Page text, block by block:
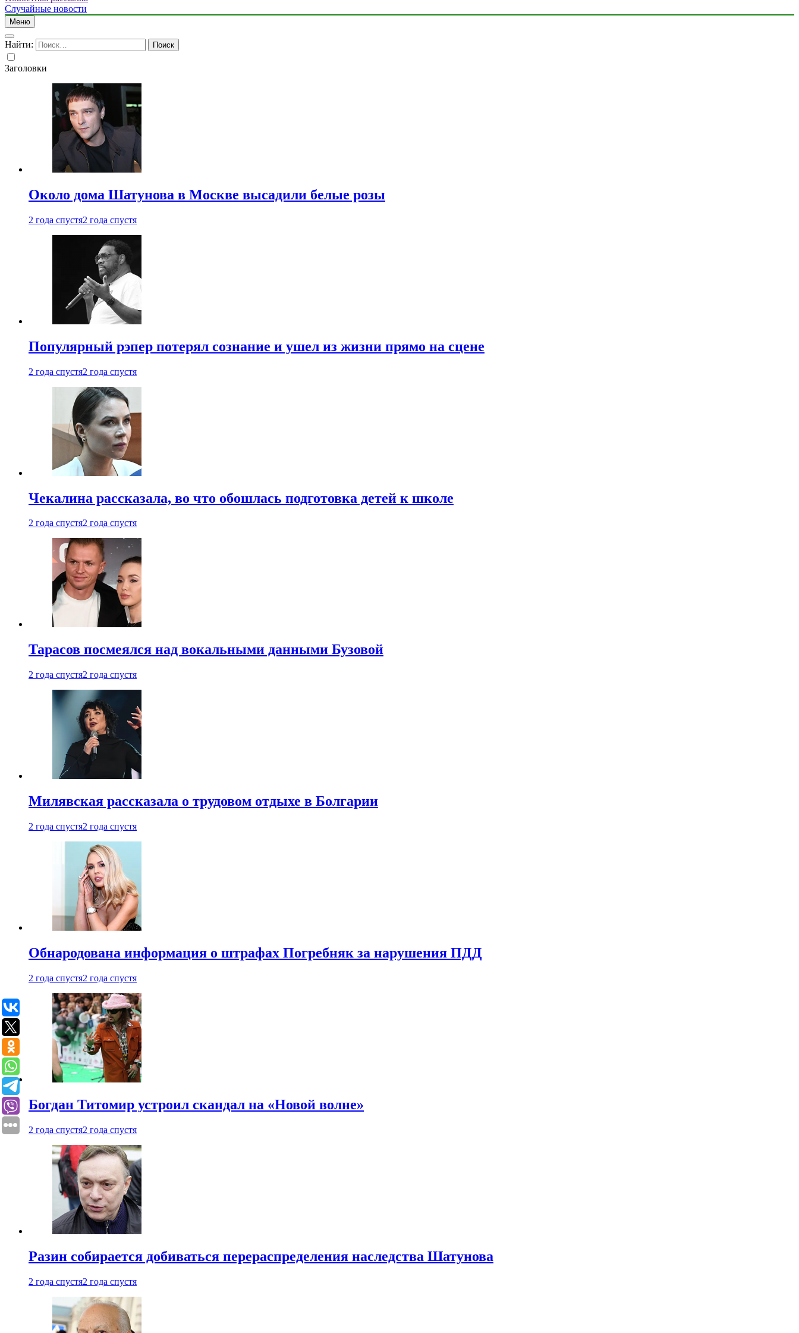
Случайные новости
Меню
Найти:
Заголовки
Около дома Шатунова в Москве высадили белые розы
2 года спустя2 года спустя
Популярный рэпер потерял сознание и ушел из жизни прямо на сцене
2 года спустя2 года спустя
Чекалина рассказала, во что обошлась подготовка детей к школе
2 года спустя2 года спустя
Тарасов посмеялся над вокальными данными Бузовой
2 года спустя2 года спустя
Милявская рассказала о трудовом отдыхе в Болгарии
2 года спустя2 года спустя
Обнародована информация о штрафах Погребняк за нарушения ПДД
2 года спустя2 года спустя
Богдан Титомир устроил скандал на «Новой волне»
2 года спустя2 года спустя
Разин собирается добиваться перераспределения наследства Шатунова
2 года спустя2 года спустя